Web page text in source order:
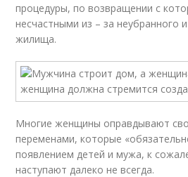
процедуры, по возвращении с
несчастными из – за неубранного
жилища.
Многие женщины оправдывают
переменами, которые
появлением детей и мужа, к
наступают далеко не всегда.